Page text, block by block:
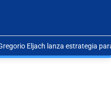
Eljach lanza estrategia